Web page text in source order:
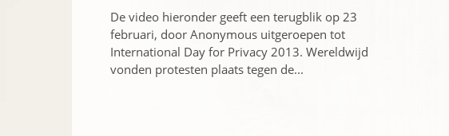
De video hieronder geeft een terugblik op 23
februari, door Anonymous uitgeroepen tot
International Day for Privacy 2013. Wereldwijd
vonden protesten plaats tegen de...